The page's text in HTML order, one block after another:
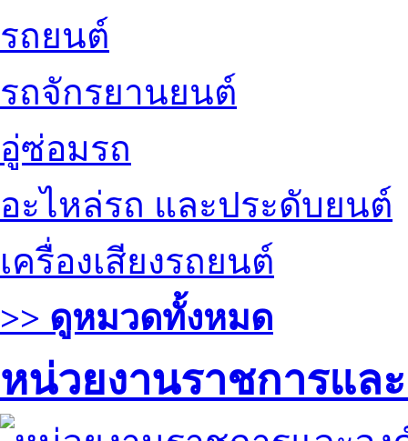
รถยนต์
รถจักรยานยนต์
อู่ซ่อมรถ
อะไหล่รถ และประดับยนต์
เครื่องเสียงรถยนต์
>> ดูหมวดทั้งหมด
หน่วยงานราชการแล